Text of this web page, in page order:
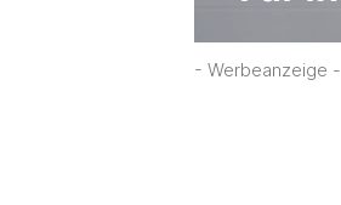
- Werbeanzeige -